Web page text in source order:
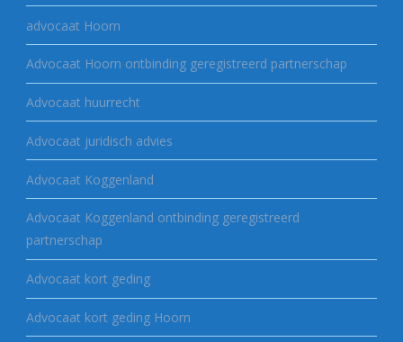
advocaat Hoorn
Advocaat Hoorn ontbinding geregistreerd partnerschap
Advocaat huurrecht
Advocaat juridisch advies
Advocaat Koggenland
Advocaat Koggenland ontbinding geregistreerd
partnerschap
Advocaat kort geding
Advocaat kort geding Hoorn